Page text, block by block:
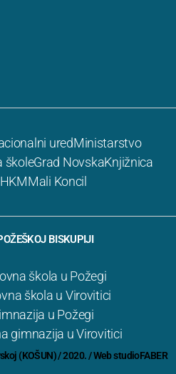
uredMinistarstvo
školeGrad NovskaKnjižnica
HKMMali Koncil
BISKUPIJI
škola u Požegi
škola u Virovitici
u Požegi
gimnazija u Virovitici
(KOŠUN) / 2020. / WebstudioFABER